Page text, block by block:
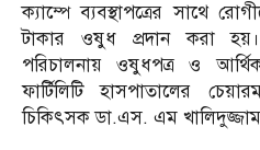
ক্যাম্পে ব্যবস্থাপত্রের সাথে
টাকার ওষুধ প্রদান করা
পরিচালনায় ওষুধপত্র ও
ফার্টিলিটি হাসপাতালের
চিকিৎসক ডা.এস. এম